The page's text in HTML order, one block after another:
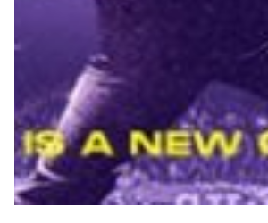
Accessori
Party
Outlet